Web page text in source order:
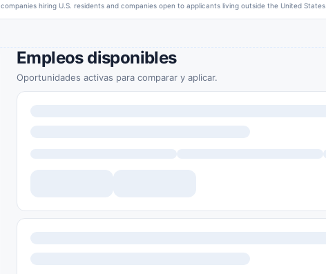
hiring U.S. residents and companies open to applicants living outside the United States.
Empleos disponibles
Oportunidades activas para comparar y aplicar.